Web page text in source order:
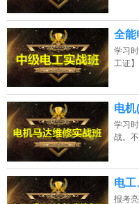
全能
学习
工证
电机
学习
战。
电工
报考